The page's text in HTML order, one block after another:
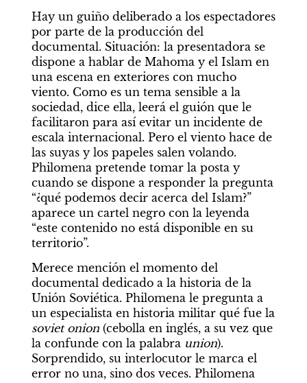
Hay un guiño deliberado a los espectadores
por parte de la producción del
documental. Situación: la presentadora se
dispone a hablar de Mahoma y el Islam en
una escena en exteriores con mucho
viento. Como es un tema sensible a la
sociedad, dice ella, leerá el guión que le
facilitaron para así evitar un incidente de
escala internacional. Pero el viento hace de
las suyas y los papeles salen volando.
Philomena pretende tomar la posta y
cuando se dispone a responder la pregunta
“¿qué podemos decir acerca del Islam?”
aparece un cartel negro con la leyenda
“este contenido no está disponible en su
territorio”.
Merece mención el momento del
documental dedicado a la historia de la
Unión Soviética. Philomena le pregunta a
un especialista en historia militar qué fue la
soviet onion (cebolla en inglés, a su vez que
la confunde con la palabra union).
Sorprendido, su interlocutor le marca el
error no una, sino dos veces. Philomena